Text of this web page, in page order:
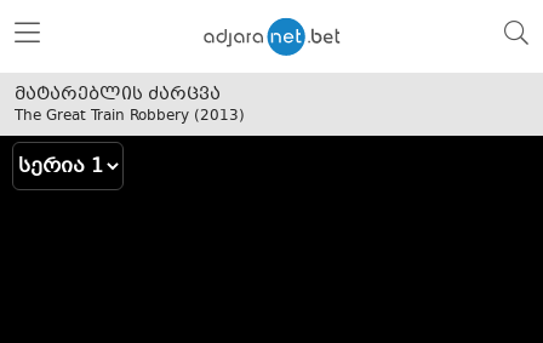
მატარებლის ძარცვა
The Great Train Robbery (2013)